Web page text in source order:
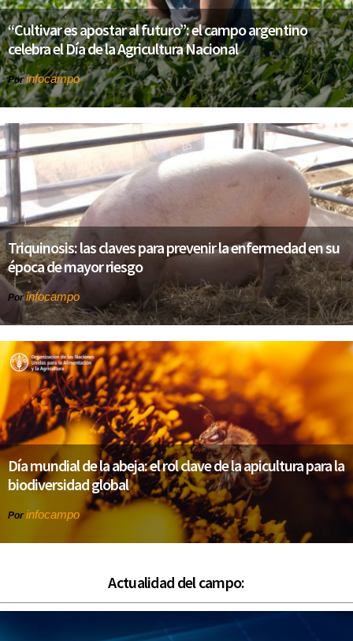
“Cultivar es apostar al futuro”: el campo argentino
celebra el Día de la Agricultura Nacional
Porinfocampo
Triquinosis: las claves para prevenir la enfermedad en su
época de mayor riesgo
Porinfocampo
Día mundial de la abeja: el rol clave de la apicultura para la
biodiversidad global
Por infocampo
Actualidad del campo: